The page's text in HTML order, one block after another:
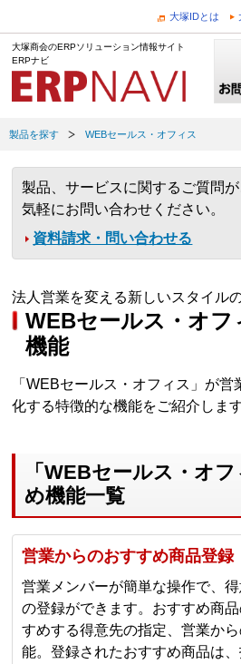
大塚IDとは
大塚商会のERPソリューション情報サイト
ERPナビ
製品を探す WEBセールス・オフィス
製品、サービスに関するご質問
気軽にお問い合わせください。
資料請求・問い合わせる
法人営業を変える新しいスタイル
WEBセールス・オ
機能
「WEBセールス・オフィス」が
化する特徴的な機能をご紹介します
「WEBセールス・オ
め機能一覧
営業からのおすすめ商品登録
営業メンバーが簡単な操作で、
の登録ができます。おすすめ商
すめする得意先の指定、営業か
能。登録されたおすすめ商品は